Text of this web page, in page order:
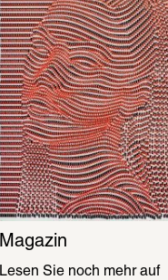
Magazin
Lesen Sie noch mehr auf